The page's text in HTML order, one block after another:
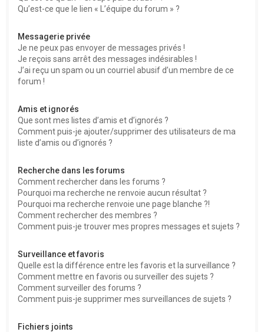
Qu’est-ce que le lien « L’équipe du forum » ?
Messagerie privée
Je ne peux pas envoyer de messages privés !
Je reçois sans arrêt des messages indésirables !
J’ai reçu un spam ou un courriel abusif d’un membre de ce
forum !
Amis et ignorés
Que sont mes listes d’amis et d’ignorés ?
Comment puis-je ajouter/supprimer des utilisateurs de ma
liste d’amis ou d’ignorés ?
Recherche dans les forums
Comment rechercher dans les forums ?
Pourquoi ma recherche ne renvoie aucun résultat ?
Pourquoi ma recherche renvoie une page blanche ?!
Comment rechercher des membres ?
Comment puis-je trouver mes propres messages et sujets ?
Surveillance et favoris
Quelle est la différence entre les favoris et la surveillance ?
Comment mettre en favoris ou surveiller des sujets ?
Comment surveiller des forums ?
Comment puis-je supprimer mes surveillances de sujets ?
Fichiers joints